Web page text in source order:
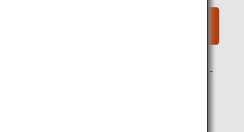
ラスのお客様におススメのオ
ビス